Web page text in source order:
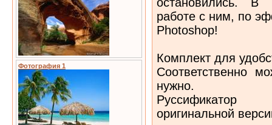
Фотография 1
работе с ним, по
Photoshop!
Комплект для
Соответственно
нужно.
Руссификатор
оригинальной